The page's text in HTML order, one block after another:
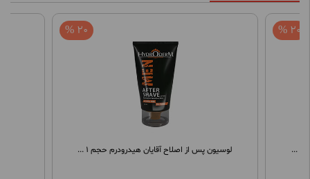
لوسیون پس از اصلاح آقایان هیدرودرم حجم 1 ...
20 %
...
20 %